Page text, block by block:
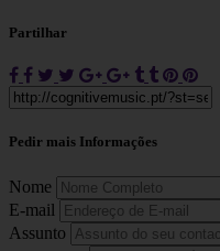
Partilhar
Pedir mais Informações
Nome
E-mail
Assunto